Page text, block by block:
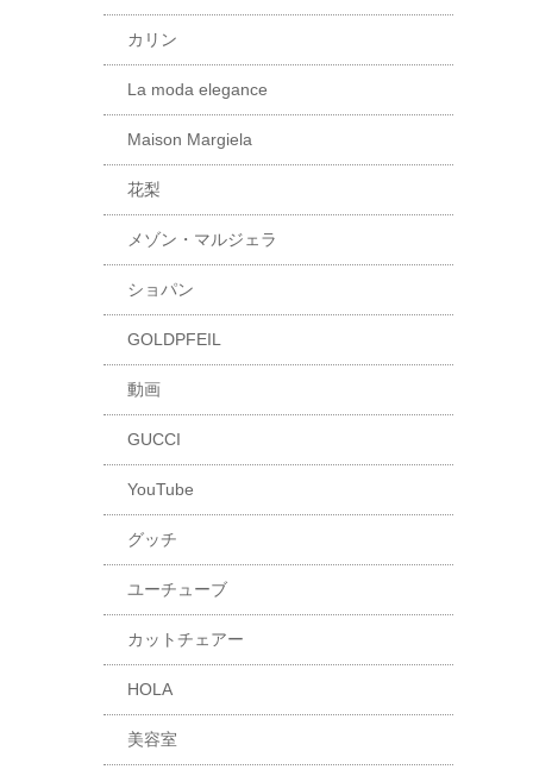
カリン
La moda elegance
Maison Margiela
花梨
メゾン・マルジェラ
ショパン
GOLDPFEIL
動画
GUCCI
YouTube
グッチ
ユーチューブ
カットチェアー
HOLA
美容室